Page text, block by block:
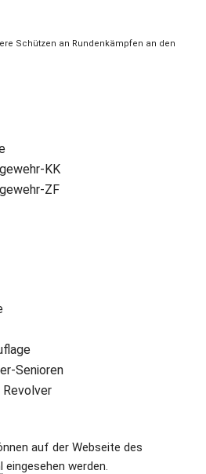
Schützen an Rundenkämpfen an den
Auflage
KK
ZF
Auflage
Auflage
Senioren
Revolver
eingesehen werden.